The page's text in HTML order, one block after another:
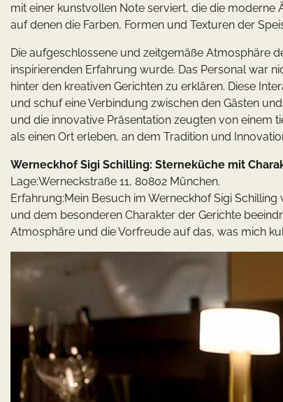
mit einer kunstvollen Note serviert, die die moderne
auf denen die Farben, Formen und Texturen der
Die aufgeschlossene und zeitgemäße Atmosphäre
inspirierenden Erfahrung wurde. Das Personal war
hinter den kreativen Gerichten zu erklären. Diese
und schuf eine Verbindung zwischen den Gästen
und die innovative Präsentation zeugten von einem
als einen Ort erleben, an dem Tradition und
Werneckhof Sigi Schilling: Sterneküche mit
Lage:Werneckstraße 11, 80802 München.
Erfahrung:Mein Besuch im Werneckhof Sigi
und dem besonderen Charakter der Gerichte
Atmosphäre und die Vorfreude auf das, was mich